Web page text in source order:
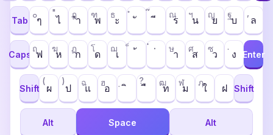
Tab ๆ
๐ ไ
"
ำ
ฎ พ
ฑ ะ
ธ ร
ณ น
ฯ ย
ญ บ
ฐ ล
Caps ฟ
ฤ ห
ฆ ก
ฏ ด
โ เ
ฌ า
ษ ส
ศ ว
ซ ง
.
Enter
Shift ผ
(
ป
)
แ
ฉ อ
ฮ ?
ท
ฒ ม
ฬ ใ
ฦ ฝ Shift
Alt Space Alt